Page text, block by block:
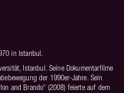
in Istanbul.
Istanbul. Seine Dokumentarfilme
der 1990er-Jahre. Sein
and Brando“ (2008) feierte auf dem